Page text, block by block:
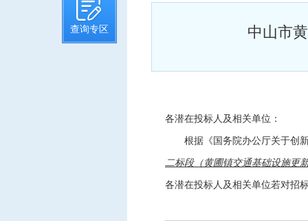
查询专区
招标文件提前公示
招标公告
评标结果公示
中标信息
项目公告
招投标公开信息
中山市
各潜在投标人及相关单位：
根据《国务院办公厅关于创
二标段（黄圃镇交通基础设施更
各潜在投标人及相关单位若对招